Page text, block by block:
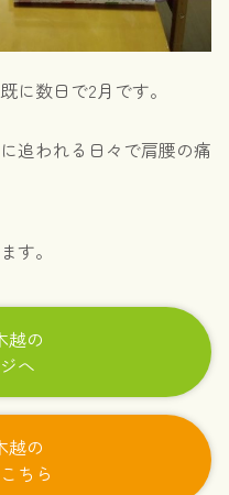
に数日で2月です。
追われる日々で肩腰の痛
す。
越の
へ
越の
ちら